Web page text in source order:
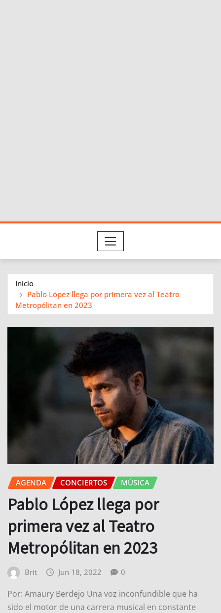
Inicio
Pablo López llega por primera vez al Teatro
Metropólitan en 2023
AGENDA CONCIERTOS MÚSICA
Pablo López llega por
primera vez al Teatro
Metropólitan en 2023
Brit Jun 18, 2022 0
Por: Amaury Berdejo Una voz inconfundible que ha
sido el motor de una carrera musical en constante